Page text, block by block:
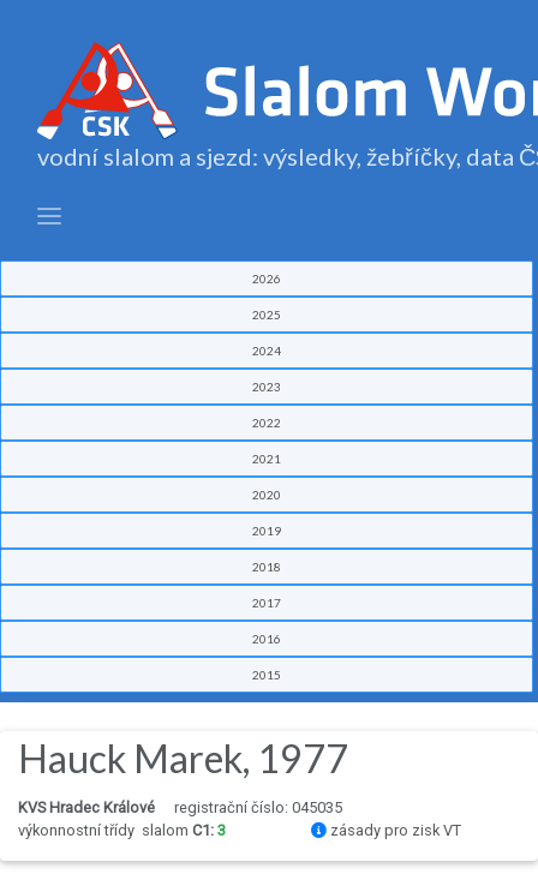
vodní slalom a sjezd: výsledky, žebříčky, data
2026
2025
2024
2023
2022
2021
2020
2019
2018
2017
2016
2015
Hauck Marek, 1977
KVS Hradec Králové
registrační číslo: 045035
výkonnostní třídy slalom C1: 3 zásady pro zisk VT